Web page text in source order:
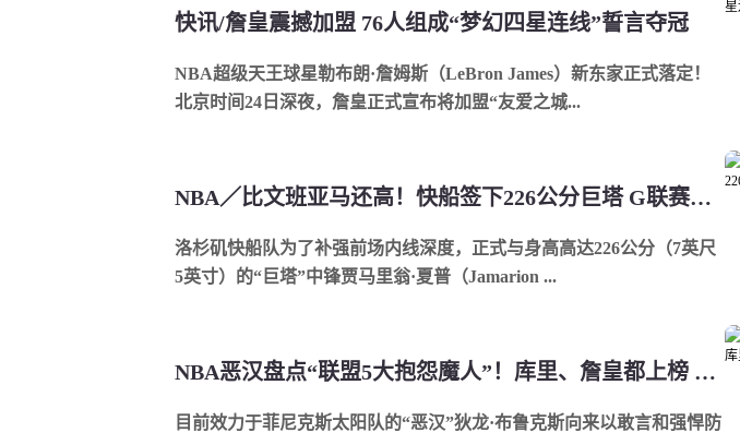
快讯/詹皇震撼加盟 76人组成“梦幻四星连线”誓言夺冠
NBA超级天王球星勒布朗·詹姆斯（LeBron James）新东家正式落定！
北京时间24日深夜，詹皇正式宣布将加盟“友爱之城...
NBA／比文班亚马还高！快船签下226公分巨塔 G联赛场均4.1次封盖
洛杉矶快船队为了补强前场内线深度，正式与身高高达226公分（7英尺
5英寸）的“巨塔”中锋贾马里翁·夏普（Jamarion ...
NBA恶汉盘点“联盟5大抱怨魔人”！库里、詹皇都上榜 他高居榜首
目前效力于菲尼克斯太阳队的“恶汉”狄龙·布鲁克斯向来以敢言和强悍防